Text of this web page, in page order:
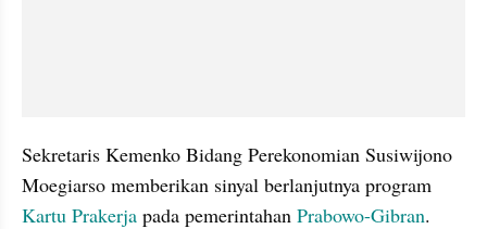
Sekretaris Kemenko Bidang Perekonomian Susiwijono
Kartu Prakerja pada pemerintahan Prabowo-Gibran.